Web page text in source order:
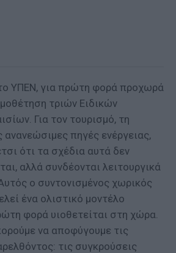
ΥΠΕΝ, για πρώτη φορά προχωρά
τριών Ειδικών
Για τον τουρισμό, τη
ανανεώσιμες πηγές ενέργειας,
ότι τα σχέδια αυτά δεν
αλλά συνδέονται λειτουργικά
ο συντονισμένος χωρικός
ένα ολιστικό μοντέλο
φορά υιοθετείται στη χώρα.
να αποφύγουμε τις
τις συγκρούσεις